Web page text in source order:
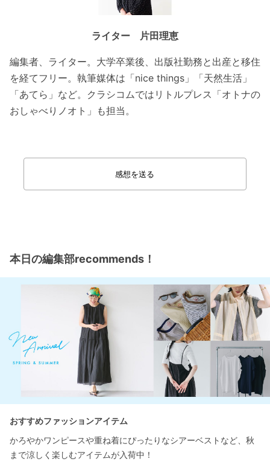
ライター 片田理恵
編集者、ライター。大学卒業後、出版社勤務と出産と移住
を経てフリー。執筆媒体は「nice things」「天然生活」
「あてら」など。クラシコムではリトルプレス「オトナの
おしゃべりノオト」も担当。
感想を送る
本日の編集部recommends！
おすすめファッションアイテム
かろやかワンピースや重ね着にぴったりなシアーベストなど、秋
まで涼しく楽しむアイテムが入荷中！